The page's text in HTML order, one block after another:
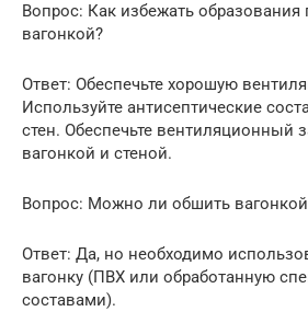
Вопрос: Как избежать образования
вагонкой?
Ответ: Обеспечьте хорошую
Используйте антисептические
стен. Обеспечьте вентиляционный
вагонкой и стеной.
Вопрос: Можно ли обшить
Ответ: Да, но необходимо
вагонку (ПВХ или обработанную
составами).